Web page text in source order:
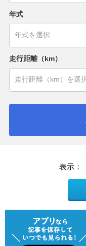
年式
走行距離（km）
表示：